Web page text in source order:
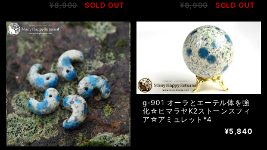
¥8,900
SOLD OUT
¥8,900
SOLD OUT
g-901 オーラとエーテル体を強
化☆ヒマラヤK2ストーンスフィ
ア☆アミュレット*4
¥5,840